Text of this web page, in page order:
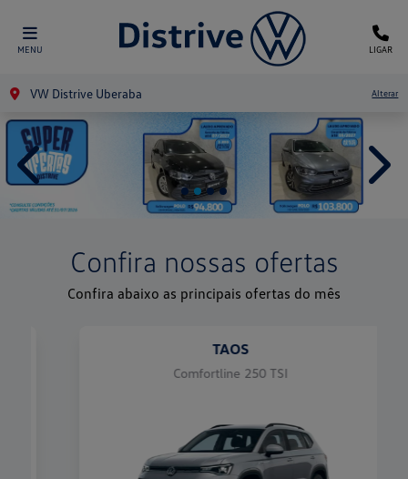
MENU LIGAR
VW Distrive Uberaba Alterar
templates.template-
Confira nossas ofertas
Confira abaixo as principais ofertas do mês
TAOS
Comfortline 250 TSI